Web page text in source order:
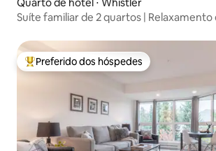
Quarto de hotel ⋅ Whistler
Suíte familiar de 2 quartos | Relaxamento
Entre os melhores preferidos dos hóspedes
Preferido dos hóspedes